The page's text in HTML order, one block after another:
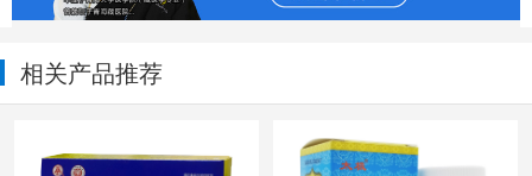
相关产品推荐